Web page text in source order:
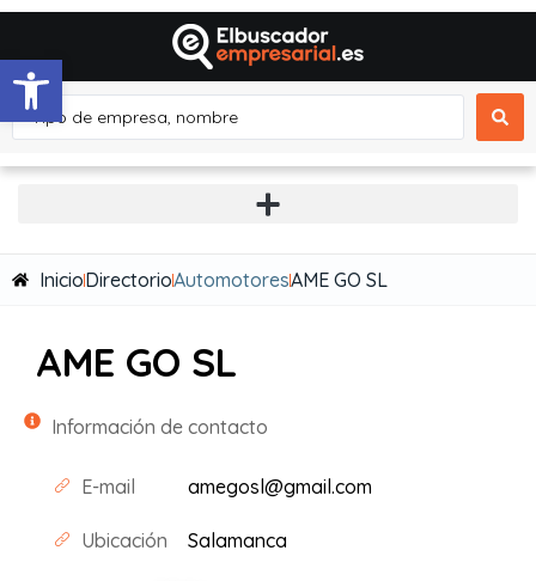
Abrir barra de herramientas
InicioDirectorioAutomotoresAME GO SL
AME GO SL
Información de contacto
E-mail amegosl@gmail.com
Ubicación Salamanca